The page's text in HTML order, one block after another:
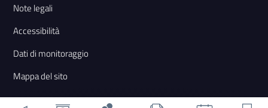
Note legali
Accessibilità
Dati di monitoraggio
Mappa del sito